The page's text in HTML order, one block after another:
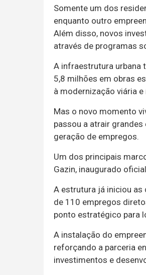
Somente um dos
enquanto outro
Além disso, novos
através de programas
A infraestrutura urbana
5,8 milhões em obras
à modernização viária
Mas o novo momento
passou a atrair
geração de empregos.
Um dos principais
Gazin, inaugurado
A estrutura já iniciou
de 110 empregos
ponto estratégico para
A instalação do
reforçando a parceria
investimentos e